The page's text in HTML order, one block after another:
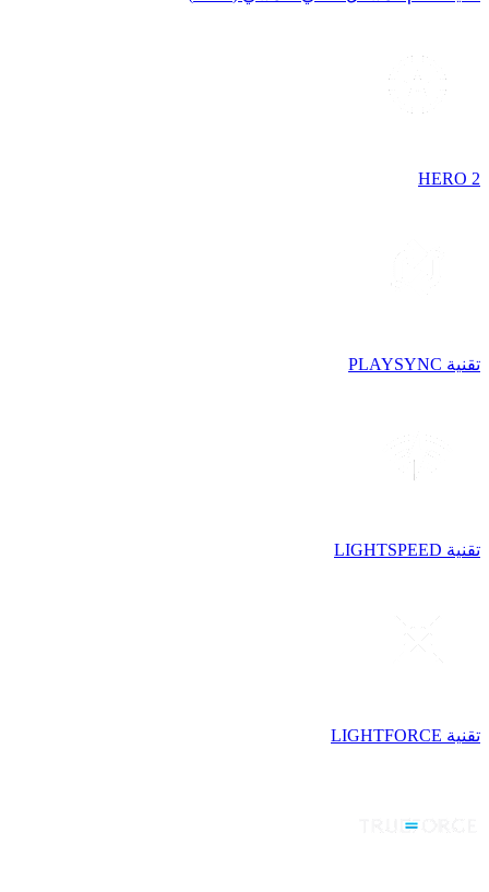
HERO 2
تقنية PLAYSYNC
تقنية LIGHTSPEED
تقنية LIGHTFORCE